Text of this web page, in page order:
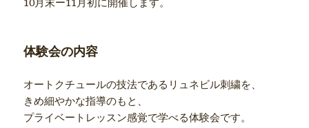
体験会の内容
オートクチュールの技法であるリュネビル刺繍を、
きめ細やかな指導のもと、
プライベートレッスン感覚で学べる体験会です。